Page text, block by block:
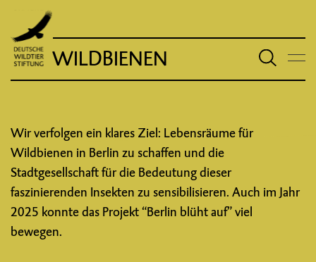
WILDBIENEN
Wir verfolgen ein klares Ziel: Lebensräume für
Wildbienen in Berlin zu schaffen und die
Stadtgesellschaft für die Bedeutung dieser
faszinierenden Insekten zu sensibilisieren. Auch im Jahr
2025 konnte das Projekt “Berlin blüht auf” viel
bewegen.